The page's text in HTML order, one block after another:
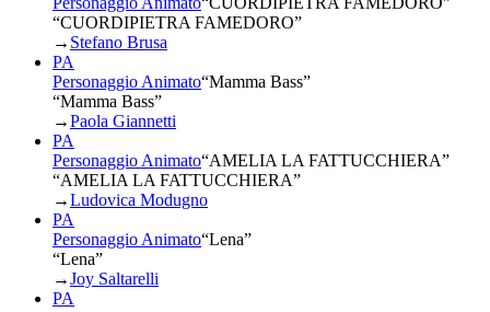
“CUORDIPIETRA FAMEDORO”
→ Stefano Brusa
PA
Personaggio Animato“Mamma Bass”
“Mamma Bass”
→Paola Giannetti
PA
Personaggio Animato“AMELIA LA FATTUCCHIERA”
“AMELIA LA FATTUCCHIERA”
→Ludovica Modugno
PA
Personaggio Animato“Lena”
“Lena”
→Joy Saltarelli
PA